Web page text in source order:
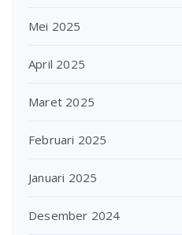
Mei 2025
April 2025
Maret 2025
Februari 2025
Januari 2025
Desember 2024